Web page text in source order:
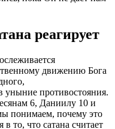
реагирует
движению Бога
уныние противостояния.
6, Даниилу 10 и
понимаем, почему это
в то, что сатана считает